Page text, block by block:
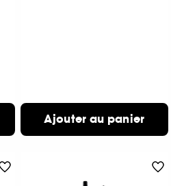
Ajouter au panier